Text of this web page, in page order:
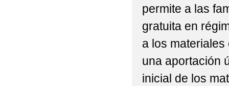
permite a las
gratuita en
a los
una aportación
inicial de los